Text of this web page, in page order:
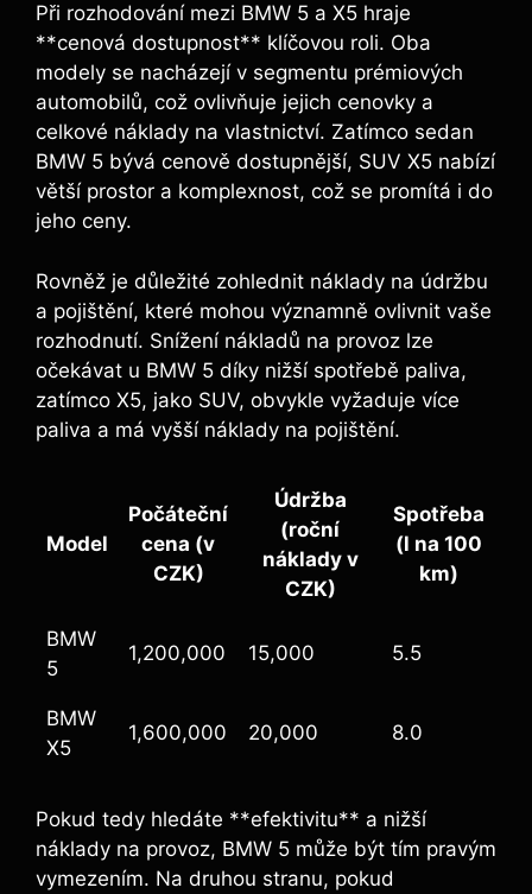
Při rozhodování mezi BMW 5 a X5 hraje
**cenová dostupnost** klíčovou roli. Oba
modely se nacházejí v segmentu prémiových
automobilů, což ovlivňuje jejich cenovky a
celkové náklady na vlastnictví. Zatímco sedan
BMW 5 bývá cenově dostupnější, SUV X5 nabízí
větší prostor a komplexnost, což se promítá i do
jeho ceny.
Rovněž je důležité zohlednit náklady na údržbu
a pojištění, které mohou významně ovlivnit vaše
rozhodnutí. Snížení nákladů na provoz lze
očekávat u BMW 5 díky nižší spotřebě paliva,
zatímco X5, jako SUV, obvykle vyžaduje více
paliva a má vyšší náklady na pojištění.
Model
Počáteční
cena (v
CZK)
Údržba
(roční
náklady v
CZK)
Spotřeba
(l na 100
km)
BMW
5
1,200,000 15,000 5.5
BMW
X5
1,600,000 20,000 8.0
Pokud tedy hledáte **efektivitu** a nižší
náklady na provoz, BMW 5 může být tím pravým
vymezením. Na druhou stranu, pokud